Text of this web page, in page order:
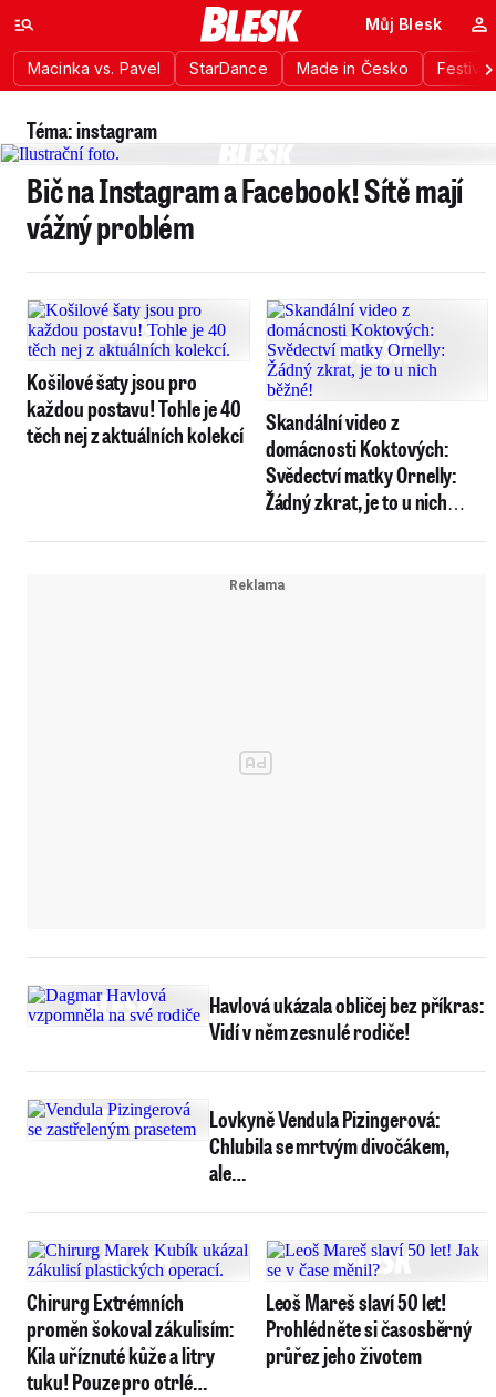
Macinka vs. Pavel StarDance Made in Česko
Můj Blesk
Téma: instagram
Bič na Instagram a Facebook! Sítě mají
vážný problém
Košilové šaty jsou pro
každou postavu! Tohle je 40
těch nej z aktuálních kolekcí
Skandální video z
domácnosti Koktových:
Svědectví matky Ornelly:
Žádný zkrat, je to u nich
Havlová ukázala obličej bez příkras:
Vidí v něm zesnulé rodiče!
Lovkyně Vendula Pizingerová:
Chlubila se mrtvým divočákem,
ale…
Chirurg Extrémních
proměn šokoval zákulisím:
Kila uříznuté kůže a litry
tuku! Pouze pro otrlé…
Leoš Mareš slaví 50 let!
Prohlédněte si časosběrný
průřez jeho životem